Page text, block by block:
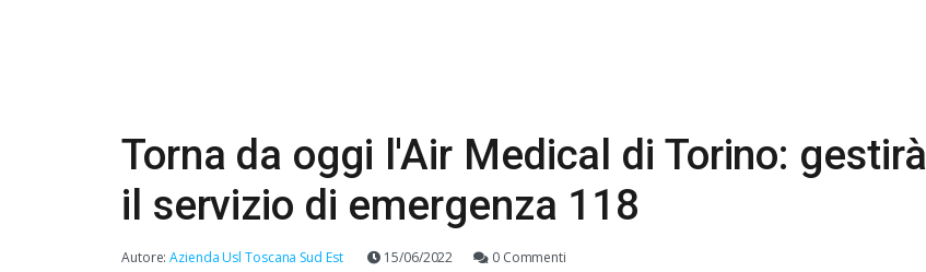
Torna da oggi l'Air Medical di Torino: gestirà
il servizio di emergenza 118
Autore:Azienda Usl Toscana Sud Est 15/06/2022 0 Commenti